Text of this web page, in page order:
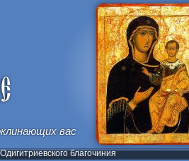
(Лк. 6, 27-28)
благочиния